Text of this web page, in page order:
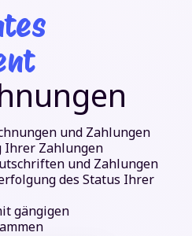
und Zahlungen
Ihrer Zahlungen
und Zahlungen
des Status Ihrer
gängigen